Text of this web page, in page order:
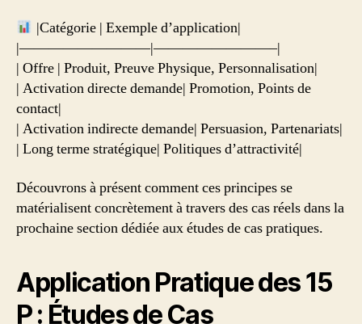
|Catégorie | Exemple d’application|
|—————————|————————–|
| Offre | Produit, Preuve Physique, Personnalisation|
| Activation directe demande| Promotion, Points de
contact|
| Activation indirecte demande| Persuasion, Partenariats|
| Long terme stratégique| Politiques d’attractivité|
Découvrons à présent comment ces principes se
matérialisent concrètement à travers des cas réels dans la
prochaine section dédiée aux études de cas pratiques.
Application Pratique des 15
P : Études de Cas